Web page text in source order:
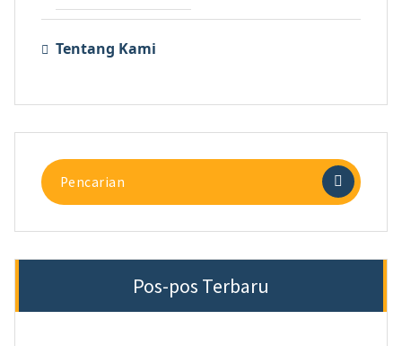
Tentang Kami
Pencarian
untuk:
Pos-pos Terbaru